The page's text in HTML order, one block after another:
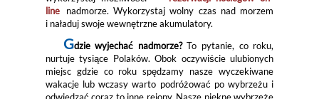
line
nadmorze. Wykorzystaj wolny czas nad morzem
i naładuj swoje wewnętrzne akumulatory.
Gdzie wyjechać nadmorze?To pytanie, co roku,
nurtuje tysiące Polaków. Obok oczywiście ulubionych
miejsc gdzie co roku spędzamy nasze wyczekiwane
wakacje lub wczasy warto podróżować po wybrzeżu i